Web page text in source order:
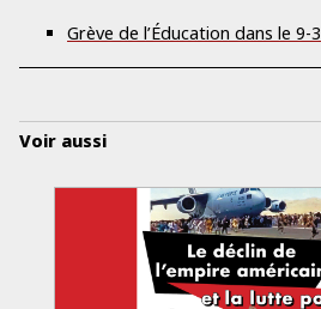
Grève de l’Éducation dans le 9-3
Voir aussi